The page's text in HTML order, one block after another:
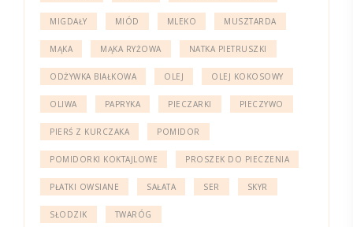
MIGDAŁY MIÓD MLEKO MUSZTARDA
MĄKA MĄKA RYŻOWA NATKA PIETRUSZKI
ODŻYWKA BIAŁKOWA OLEJ OLEJ KOKOSOWY
OLIWA PAPRYKA PIECZARKI PIECZYWO
PIERŚ Z KURCZAKA POMIDOR
POMIDORKI KOKTAJLOWE PROSZEK DO PIECZENIA
PŁATKI OWSIANE SAŁATA SER SKYR
SŁODZIK TWARÓG